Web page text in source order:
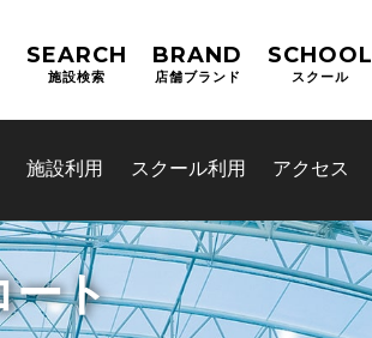
SEARCH
施設検索
BRAND
店舗ブランド
SCHOOL
スクール
施設利用 スクール利用 アクセス